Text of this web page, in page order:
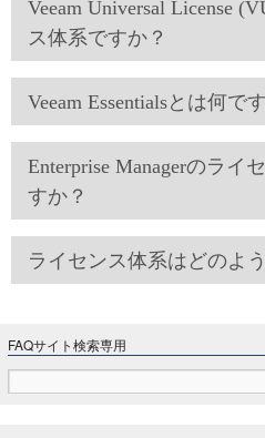
Veeam Universal License
ス体系ですか？
Veeam Essentialsとは何で
Enterprise Managerのライ
すか？
ライセンス体系はどのよ
FAQサイト検索専用